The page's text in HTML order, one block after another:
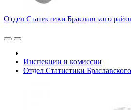
Отдел Статистики Браславского
Инспекции и комиссии
Отдел Статистики